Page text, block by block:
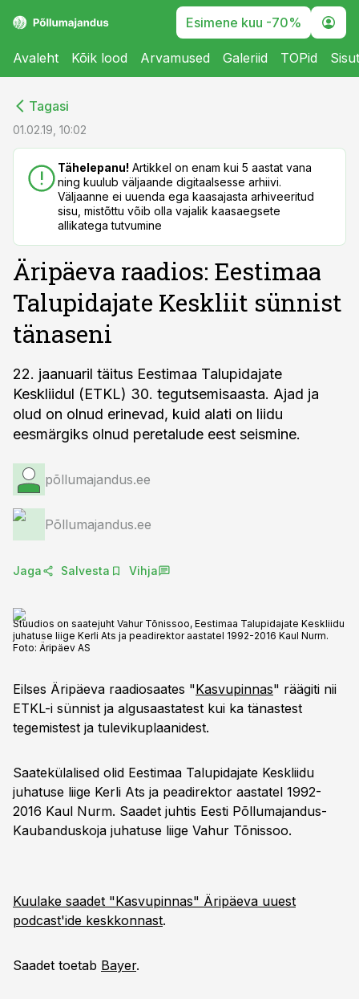
Esimene kuu -70%
Avaleht Kõik lood Arvamused Galeriid TOPid
Tagasi
01.02.19, 10:02
Tähelepanu! Artikkel on enam kui 5 aastat vana
ning kuulub väljaande digitaalsesse arhiivi.
Väljaanne ei uuenda ega kaasajasta arhiveeritud
sisu, mistõttu võib olla vajalik kaasaegsete
allikatega tutvumine
Äripäeva raadios: Eestimaa
Talupidajate Keskliit sünnist
tänaseni
22. jaanuaril täitus Eestimaa Talupidajate
Keskliidul (ETKL) 30. tegutsemisaasta. Ajad ja
olud on olnud erinevad, kuid alati on liidu
eesmärgiks olnud peretalude eest seismine.
põllumajandus.ee
Põllumajandus.ee
Jaga Salvesta Vihja
Stuudios on saatejuht Vahur Tõnissoo, Eestimaa Talupidajate Keskliidu
juhatuse liige Kerli Ats ja peadirektor aastatel 1992-2016 Kaul Nurm.
Foto: Äripäev AS
Eilses Äripäeva raadiosaates "Kasvupinnas" räägiti nii
ETKL-i sünnist ja algusaastatest kui ka tänastest
tegemistest ja tulevikuplaanidest.
Saatekülalised olid Eestimaa Talupidajate Keskliidu
juhatuse liige Kerli Ats ja peadirektor aastatel 1992-
2016 Kaul Nurm. Saadet juhtis Eesti Põllumajandus-
Kaubanduskoja juhatuse liige Vahur Tõnissoo.
Kuulake saadet "Kasvupinnas" Äripäeva uuest
podcast'ide keskkonnast.
Saadet toetab Bayer.